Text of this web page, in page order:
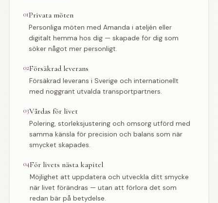
01Privata möten
Personliga möten med Amanda i ateljén eller
digitalt hemma hos dig — skapade för dig som
söker något mer personligt.
02Försäkrad leverans
Försäkrad leverans i Sverige och internationellt
med noggrant utvalda transportpartners.
03Vårdas för livet
Polering, storleksjustering och omsorg utförd med
samma känsla för precision och balans som när
smycket skapades.
04För livets nästa kapitel
Möjlighet att uppdatera och utveckla ditt smycke
när livet förändras — utan att förlora det som
redan bär på betydelse.